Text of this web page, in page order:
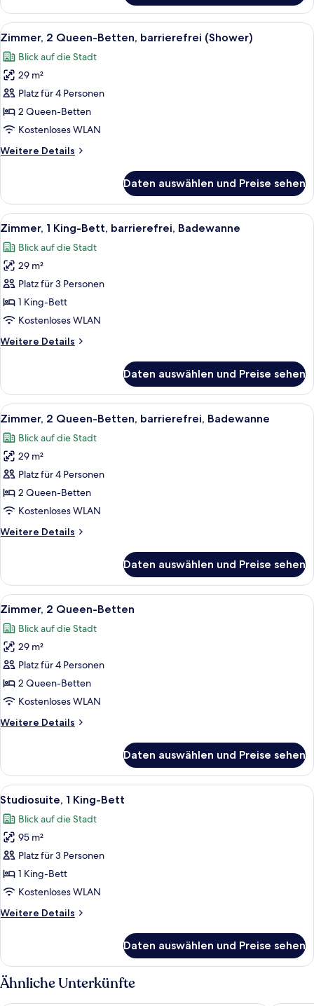
1
Queen-
Bett
Alle
Fotos
für
Zimmer,
2 Queen-
Betten,
barrierefrei
anzeigen
Ein Hotelzimmer mit zwei Betten,
4
Zimmer, 2 Queen-Betten, barrierefrei (Shower)
Blick auf die Stadt
29 m²
Platz für 4 Personen
2 Queen-Betten
Kostenloses WLAN
Weitere Details
Weitere
2 Queen-
Betten,
barrierefrei
Daten auswählen und Preise sehen
Alle
Fotos
für
Zimmer,
1 King-
Bett,
barrierefrei,
anzeigen
Ein modernes Hotelzimmer mit Bett,
4
Zimmer, 1 King-Bett, barrierefrei, Badewanne
Blick auf die Stadt
29 m²
Platz für 3 Personen
1 King-Bett
Kostenloses WLAN
Weitere Details
Weitere
1 King-
Bett,
barrierefrei,
Daten auswählen und Preise sehen
Alle
Fotos
für
Zimmer,
2 Queen-
Betten,
barrierefrei,
anzeigen
Ein modernes Schlafzimmer mit
4
Zimmer, 2 Queen-Betten, barrierefrei, Badewanne
Blick auf die Stadt
29 m²
Platz für 4 Personen
2 Queen-Betten
Kostenloses WLAN
Weitere Details
Weitere
2 Queen-
Betten,
barrierefrei,
Daten auswählen und Preise sehen
Alle
Fotos
für
Zimmer,
2 Queen-
Betten
anzeigen
Ein modernes Schlafzimmer mit
4
Zimmer, 2 Queen-Betten
Blick auf die Stadt
29 m²
Platz für 4 Personen
2 Queen-Betten
Kostenloses WLAN
Weitere Details
Weitere
2 Queen-
Betten
Daten auswählen und Preise sehen
Alle
Fotos
für
Studiosuite,
1 King-
Bett
anzeigen
Ein modernes Schlafzimmer mit
4
Studiosuite, 1 King-Bett
Blick auf die Stadt
95 m²
Platz für 3 Personen
1 King-Bett
Kostenloses WLAN
Weitere Details
Weitere
1 King-
Bett
Daten auswählen und Preise sehen
Ähnliche Unterkünfte